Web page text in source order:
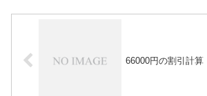
66000円の割引計算